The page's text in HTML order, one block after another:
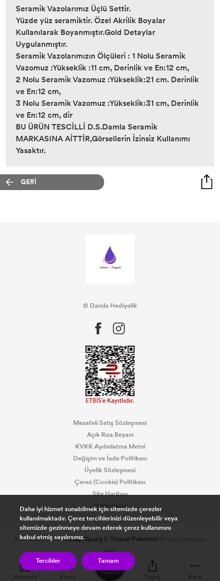
Anasayfa Arama
Sepetim
Paylaş Menü
Seramik Vazolarımız Üçlü Settir.
Yüzde yüz seramiktir. Özel Akrilik Boyalar
Kullanılarak Boyanmıştır.Gold Detaylar
Uygulanmıştır.
Seramik Vazolarımızın Ölçüleri : 1 Nolu Seramik
Vazomuz :Yükseklik :11 cm, Derinlik ve En:12 cm,
2 Nolu Seramik Vazomuz :Yükseklik:21 cm. Derinlik
ve En:12 cm,
3 Nolu Seramik Vazomuz :Yükseklik:31 cm, Derinlik
ve En:12 cm, dir
BU ÜRÜN TESCİLLİ D.S.Damla Seramik
MARKASINA AİTTİR,Görsellerin İzinsiz Kullanımı
Yasaktır.
GERİ
© Damla Hediyelik
Mesafeli Satış Sözleşmesi
Açık Rıza Beyanı
KVKK Aydınlatma Metni
Değişim ve İade Politikası
Üyelik Sözleşmesi
Çerez (Cookie) Politikası
Site Haritası
Hakkımızda
Bu e-ticaret sitesiKolay Sipariş E-Ticaret Paketleri
Daha iyi hizmet sunabilmek için sitemizde çerezler
kullanılmaktadır. Çerez tercihlerinizi düzenleyebilir veya
sitemizde gezinmeye devam ederek çerez kullanımını
kabul etmiş sayılırsınız.
Tercihler Tamam